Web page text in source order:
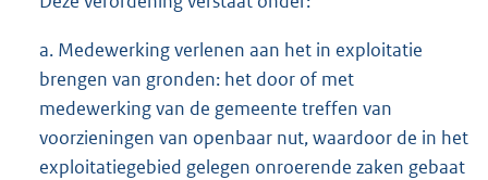
a. Medewerking verlenen aan het in exploitatie
brengen van gronden: het door of met
medewerking van de gemeente treffen van
voorzieningen van openbaar nut, waardoor de in het
exploitatiegebied gelegen onroerende zaken gebaat